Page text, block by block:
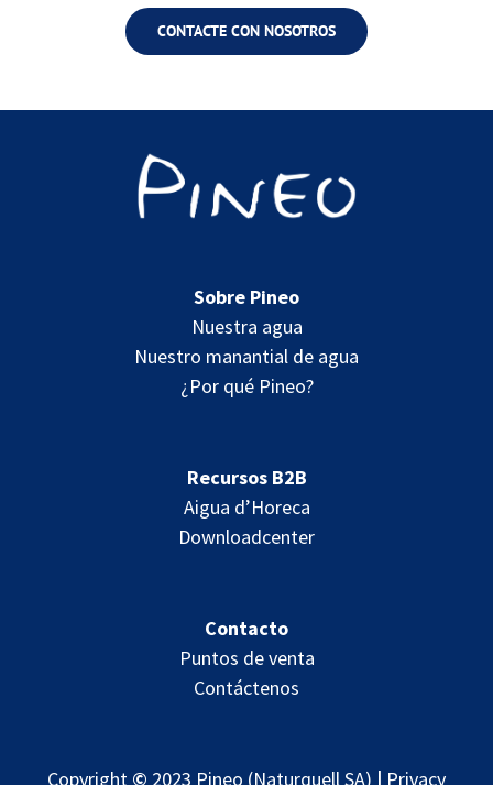
CONTACTE CON NOSOTROS
Sobre Pineo
Nuestra agua
Nuestro manantial de agua
¿Por qué Pineo?
Recursos B2B
Aigua d’Horeca
Downloadcenter
Contacto
Puntos de venta
Contáctenos
Copyright © 2023 Pineo (Naturquell SA) | Privacy